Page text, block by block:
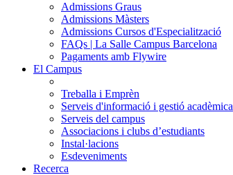
Admissions Graus
Admissions Màsters
Admissions Cursos d'Especialització
FAQs | La Salle Campus Barcelona
Pagaments amb Flywire
El Campus
Treballa i Emprèn
Serveis d'informació i gestió acadèmica
Serveis del campus
Associacions i clubs d’estudiants
Instal·lacions
Esdeveniments
Recerca